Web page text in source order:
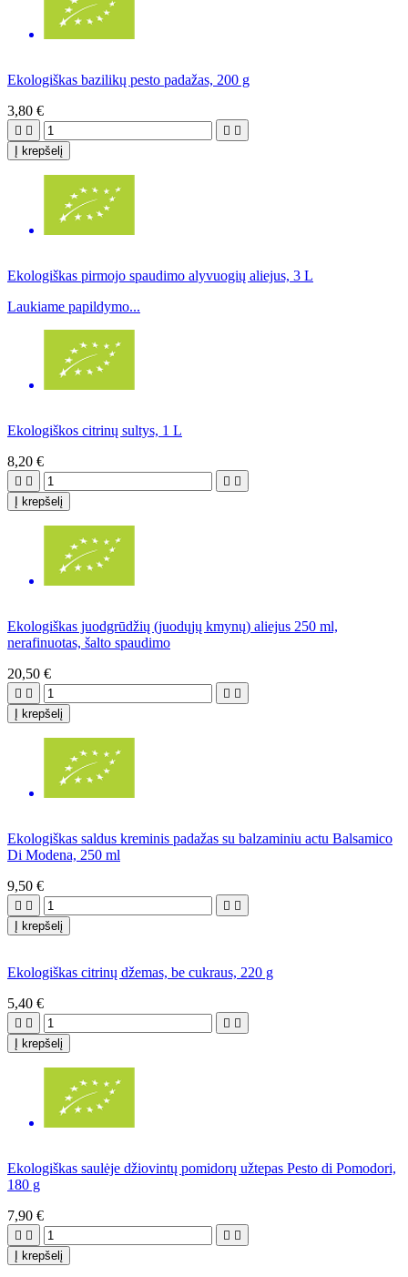
Ekologiškas bazilikų pesto padažas, 200 g
3,80 €
   
Į krepšelį
Ekologiškas pirmojo spaudimo alyvuogių aliejus, 3 L
Laukiame papildymo...
Ekologiškos citrinų sultys, 1 L
8,20 €
   
Į krepšelį
Ekologiškas juodgrūdžių (juodųjų kmynų) aliejus 250 ml,
nerafinuotas, šalto spaudimo
20,50 €
   
Į krepšelį
Ekologiškas saldus kreminis padažas su balzaminiu actu Balsamico
Di Modena, 250 ml
9,50 €
   
Į krepšelį
Ekologiškas citrinų džemas, be cukraus, 220 g
5,40 €
   
Į krepšelį
Ekologiškas saulėje džiovintų pomidorų užtepas Pesto di Pomodori,
180 g
7,90 €
   
Į krepšelį